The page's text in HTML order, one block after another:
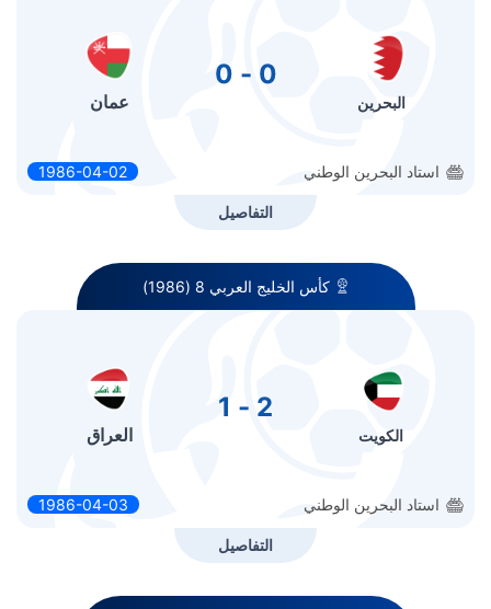
البحرين
0 - 0
عمان
استاد البحرين الوطني 1986-04-02
التفاصيل
كأس الخليج العربي 8 (1986)
الكويت
2 - 1
العراق
استاد البحرين الوطني 1986-04-03
التفاصيل